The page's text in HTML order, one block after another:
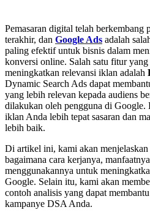
Pemasaran digital telah berkembang
terakhir, dan Google Ads adalah
paling efektif untuk bisnis dalam
konversi online. Salah satu fitur
meningkatkan relevansi iklan adalah
Dynamic Search Ads dapat
yang lebih relevan kepada audiens
dilakukan oleh pengguna di
iklan Anda lebih tepat sasaran dan
lebih baik.
Di artikel ini, kami akan menjelaskan
bagaimana cara kerjanya,
menggunakannya untuk
Google. Selain itu, kami akan
contoh analisis yang dapat
kampanye DSA Anda.